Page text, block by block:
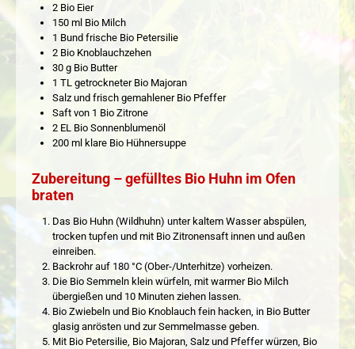
2 Bio Eier
150 ml Bio Milch
1 Bund frische Bio Petersilie
2 Bio Knoblauchzehen
30 g Bio Butter
1 TL getrockneter Bio Majoran
Salz und frisch gemahlener Bio Pfeffer
Saft von 1 Bio Zitrone
2 EL Bio Sonnenblumenöl
200 ml klare Bio Hühnersuppe
Zubereitung – gefülltes Bio Huhn im Ofen
braten
Das Bio Huhn (Wildhuhn) unter kaltem Wasser abspülen,
trocken tupfen und mit Bio Zitronensaft innen und außen
einreiben.
Backrohr auf 180 °C (Ober-/Unterhitze) vorheizen.
Die Bio Semmeln klein würfeln, mit warmer Bio Milch
übergießen und 10 Minuten ziehen lassen.
Bio Zwiebeln und Bio Knoblauch fein hacken, in Bio Butter
glasig anrösten und zur Semmelmasse geben.
Mit Bio Petersilie, Bio Majoran, Salz und Pfeffer würzen, Bio